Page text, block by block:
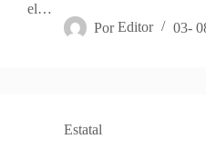
el…
Por Editor 03-
Estatal